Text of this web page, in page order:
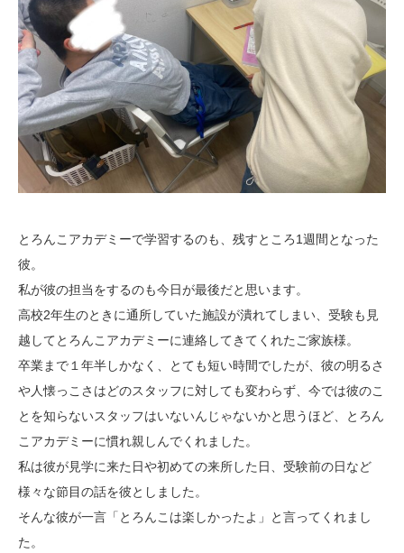
とろんこアカデミーで学習するのも、残すところ1週間となった
彼。
私が彼の担当をするのも今日が最後だと思います。
高校2年生のときに通所していた施設が潰れてしまい、受験も見
越してとろんこアカデミーに連絡してきてくれたご家族様。
卒業まで１年半しかなく、とても短い時間でしたが、彼の明るさ
や人懐っこさはどのスタッフに対しても変わらず、今では彼のこ
とを知らないスタッフはいないんじゃないかと思うほど、とろん
こアカデミーに慣れ親しんでくれました。
私は彼が見学に来た日や初めての来所した日、受験前の日など
様々な節目の話を彼としました。
そんな彼が一言「とろんこは楽しかったよ」と言ってくれまし
た。